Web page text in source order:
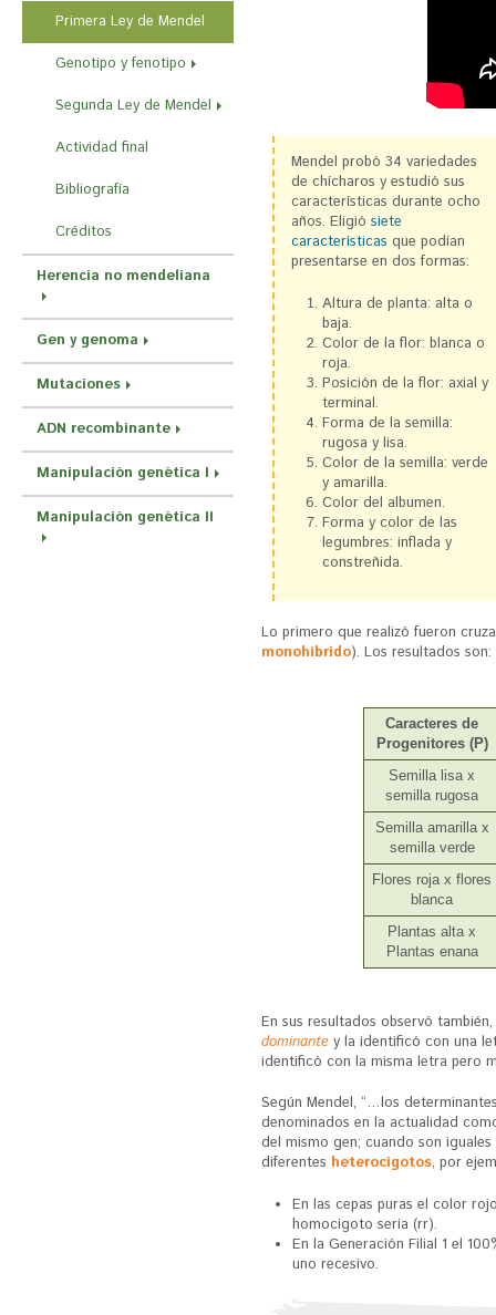
Mendel probó 34 variedades
de chícharos y estudió sus
características durante ocho
años. Eligiósiete
características que podían
presentarse en dos formas:
Altura de planta: alta o
baja.
Color de la flor: blanca o
roja.
Posición de la flor: axial y
terminal.
Forma de la semilla:
rugosa y lisa.
Color de la semilla: verde
y amarilla.
Color del albumen.
Forma y color de las
legumbres: inflada y
constreñida.
Lo primero que realizó fueron
monohíbrido). Los resultados son:
Caracteres de
Progenitores (P)
Semilla lisa x
semilla rugosa
Semilla amarilla x
semilla verde
Flores roja x flores
blanca
Plantas alta x
Plantas enana
En sus resultados observó
dominante y la identificó con una
identificó con la misma letra pero
Según Mendel, “…los
denominados en la actualidad
del mismo gen; cuando son
diferentes heterocigotos, por
En las cepas puras el color
homocigoto sería (rr).
En la Generación Filial 1 el
uno recesivo.
Primera Ley de Mendel
Genotipo y fenotipo
Segunda Ley de Mendel
Actividad final
Bibliografía
Créditos
Herencia no mendeliana
Gen y genoma
Mutaciones
ADN recombinante
Manipulación genética I
Manipulación genética II